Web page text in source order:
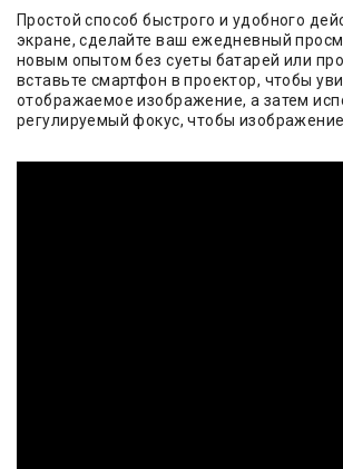
Простой способ быстрого и удобного
экране, сделайте ваш ежедневный
новым опытом без суеты батарей или
вставьте смартфон в проектор, чтобы
отображаемое изображение, а затем
регулируемый фокус, чтобы